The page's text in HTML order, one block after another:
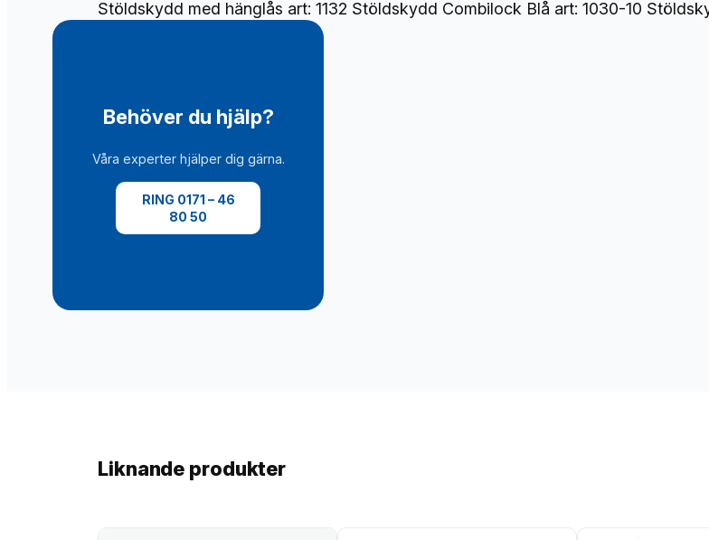
n
Stöldskydd med hänglås art: 1132 Stöldskydd Combilock Blå art: 1030-10
Behöver du hjälp?
Våra experter hjälper dig gärna.
RING 0171 – 46
80 50
Liknande produkter